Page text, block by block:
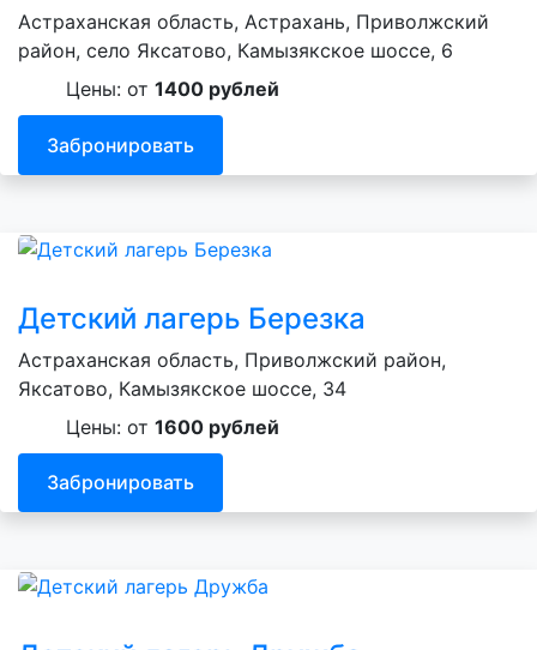
Астраханская область, Астрахань, Приволжский
район, село Яксатово, Камызякское шоссе, 6
Цены: от 1400 рублей
Забронировать
Детский лагерь Березка
Астраханская область, Приволжский район,
Яксатово, Камызякское шоссе, 34
Цены: от 1600 рублей
Забронировать